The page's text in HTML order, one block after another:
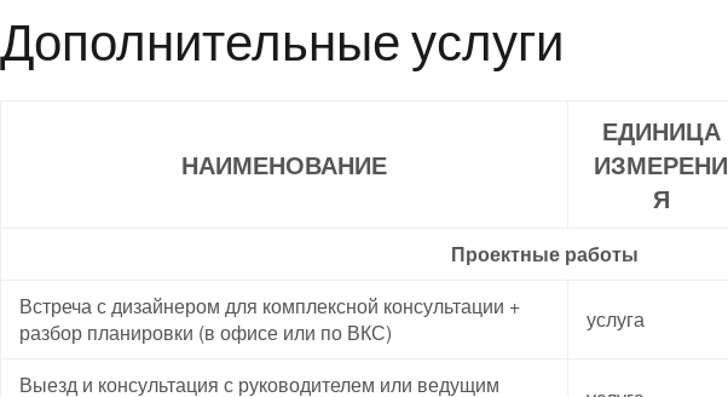
Дополнительные услуги
НАИМЕНОВАНИЕ
ЕДИНИЦА
ИЗМЕРЕНИ
Я
Проектные работы
Встреча с дизайнером для комплексной консультации +
разбор планировки (в офисе или по ВКС)
услуга
Выезд и консультация с руководителем или ведущим